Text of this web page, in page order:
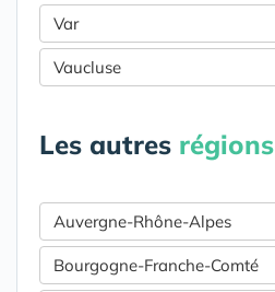
Var
Vaucluse
Les autres régions
Auvergne-Rhône-Alpes
Bourgogne-Franche-Comté